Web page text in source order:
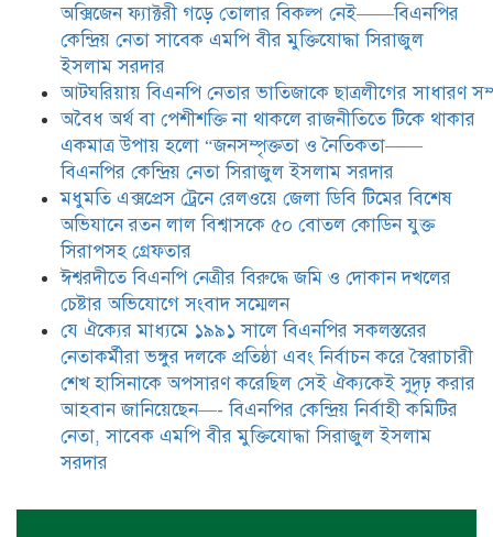
যে ঐক্যের মাধ্যমে ১৯৯১ সালে
বিএনপির সকলস্তরের নেতাকর্মীরা ভঙ্গুর
দলকে প্রতিষ্ঠা এবং নির্বাচন করে
স্বৈরাচারী শেখ হাসিনাকে অপসারণ
করেছিল সেই ঐক্যকেই সুদৃঢ় করার
আহবান জানিয়েছেন—- বিএনপির কেন্দ্রিয় নির্বাহী কমিটির নেতা,
সাবেক এমপি বীর মুক্তিযোদ্ধা সিরাজুল ইসলাম সরদার
অক্সিজেন ফ্যাক্টরী গড়ে তোলার বিকল্প নেই——বিএনপির
কেন্দ্রিয় নেতা সাবেক এমপি বীর মুক্তিযোদ্ধা সিরাজুল
ইসলাম সরদার
আটঘরিয়ায় বিএনপি নেতার ভাতিজাকে ছাত্রলীগের সাধারণ
​​অবৈধ অর্থ বা পেশীশক্তি না থাকলে রাজনীতিতে টিকে থাকার
একমাত্র উপায় হলো “জনসম্পৃক্ততা ও নৈতিকতা——
বিএনপির কেন্দ্রিয় নেতা সিরাজুল ইসলাম সরদার
মধুমতি এক্সপ্রেস ট্রেনে রেলওয়ে জেলা ডিবি টিমের বিশেষ
অভিযানে রতন লাল বিশ্বাসকে ৫০ বোতল কোডিন যুক্ত
সিরাপসহ গ্রেফতার
ঈশ্বরদীতে বিএনপি নেত্রীর বিরুদ্ধে জমি ও দোকান দখলের
চেষ্টার অভিযোগে সংবাদ সম্মেলন
যে ঐক্যের মাধ্যমে ১৯৯১ সালে বিএনপির সকলস্তরের
নেতাকর্মীরা ভঙ্গুর দলকে প্রতিষ্ঠা এবং নির্বাচন করে স্বৈরাচারী
শেখ হাসিনাকে অপসারণ করেছিল সেই ঐক্যকেই সুদৃঢ় করার
আহবান জানিয়েছেন—- বিএনপির কেন্দ্রিয় নির্বাহী কমিটির
নেতা, সাবেক এমপি বীর মুক্তিযোদ্ধা সিরাজুল ইসলাম
সরদার